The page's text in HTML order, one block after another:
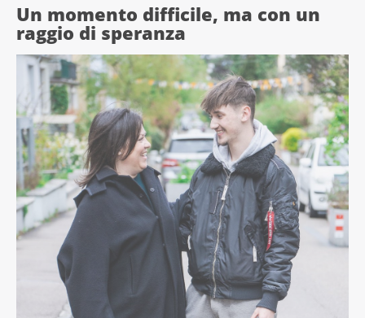
Un momento difficile, ma con un
raggio di speranza